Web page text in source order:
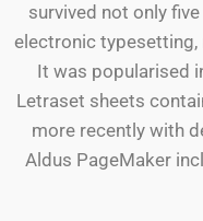
survived not only
electronic typesetting,
It was popularised
Letraset sheets
more recently with
Aldus PageMaker